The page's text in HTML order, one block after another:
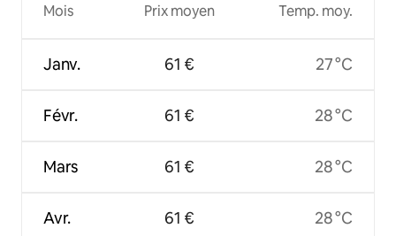
Mois
Janv.
Févr.
Mars
Avr.
Prix moyen
61 €
61 €
61 €
61 €
Temp. moy.
27 °C
28 °C
28 °C
28 °C